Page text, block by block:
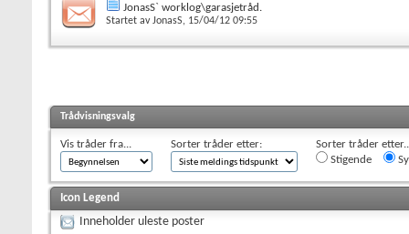
JonasS` worklog\garasjetråd.
Startet avJonasS, 15/04/12 09:55
Trådvisningsvalg
Vis tråder fra... Sorter tråder etter:
Sorter tråder
Stigende
Icon Legend
Inneholder uleste poster